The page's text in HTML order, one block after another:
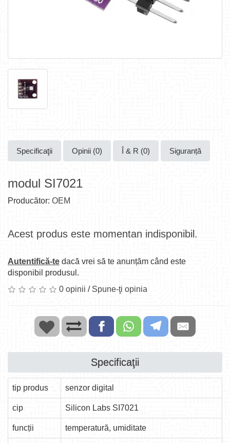
Specificaţii Opinii (0) Î & R (0) Siguranță
modul SI7021
Producător: OEM
Acest produs este momentan indisponibil.
Autentifică-te dacă vrei să te anunțăm când este
disponibil produsul.
0 opinii / Spune-ţi opinia
Specificaţii
tip produs senzor digital
cip Silicon Labs SI7021
funcții temperatură, umiditate